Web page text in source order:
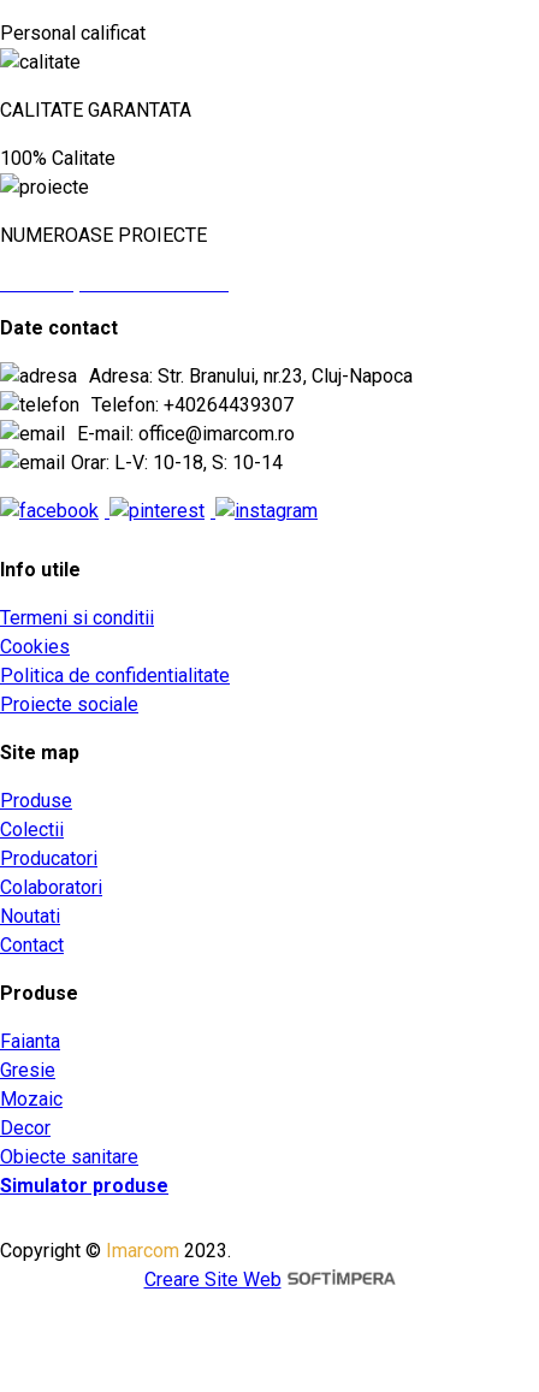
Personal calificat
CALITATE GARANTATA
100% Calitate
NUMEROASE PROIECTE
Date contact
Adresa: Str. Branului, nr.23, Cluj-Napoca
Telefon: +40264439307
E-mail: office@imarcom.ro
Orar: L-V: 10-18, S: 10-14
Info utile
Termeni si conditii
Cookies
Politica de confidentialitate
Proiecte sociale
Site map
Produse
Colectii
Producatori
Colaboratori
Noutati
Contact
Produse
Faianta
Gresie
Mozaic
Decor
Obiecte sanitare
Simulator produse
Copyright © Imarcom 2023.
Creare Site Web